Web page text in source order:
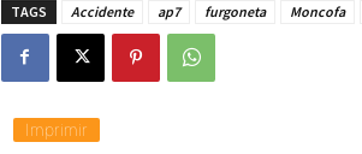
TAGS Accidente ap7 furgoneta Moncofa
Imprimir